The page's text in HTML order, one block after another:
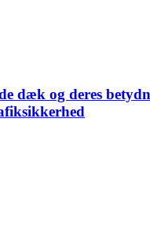
dæk og deres